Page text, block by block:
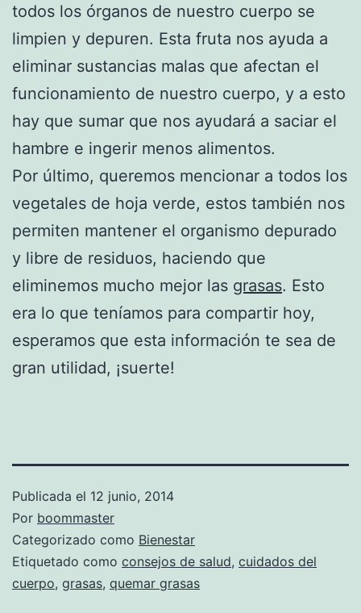
todos los órganos de nuestro cuerpo se
limpien y depuren. Esta fruta nos ayuda a
eliminar sustancias malas que afectan el
funcionamiento de nuestro cuerpo, y a esto
hay que sumar que nos ayudará a saciar el
hambre e ingerir menos alimentos.
Por último, queremos mencionar a todos los
vegetales de hoja verde, estos también nos
permiten mantener el organismo depurado
y libre de residuos, haciendo que
eliminemos mucho mejor las grasas. Esto
era lo que teníamos para compartir hoy,
esperamos que esta información te sea de
gran utilidad, ¡suerte!
Publicada el 12 junio, 2014
Por boommaster
Categorizado como Bienestar
Etiquetado como consejos de salud, cuidados del
cuerpo, grasas, quemar grasas